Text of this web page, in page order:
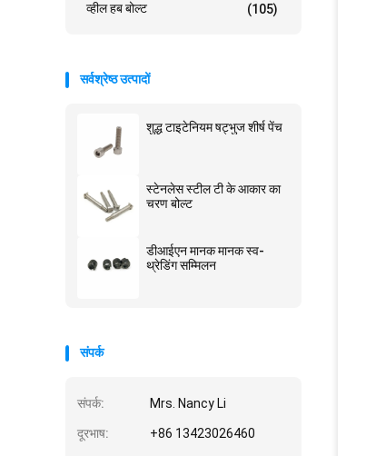
व्हील हब बोल्ट (105)
सर्वश्रेष्ठ उत्पादों
शुद्ध टाइटेनियम षट्भुज शीर्ष पेंच
स्टेनलेस स्टील टी के आकार का
चरण बोल्ट
डीआईएन मानक मानक स्व-
थ्रेडिंग सम्मिलन
संपर्क
संपर्क: Mrs. Nancy Li
दूरभाष: +86 13423026460